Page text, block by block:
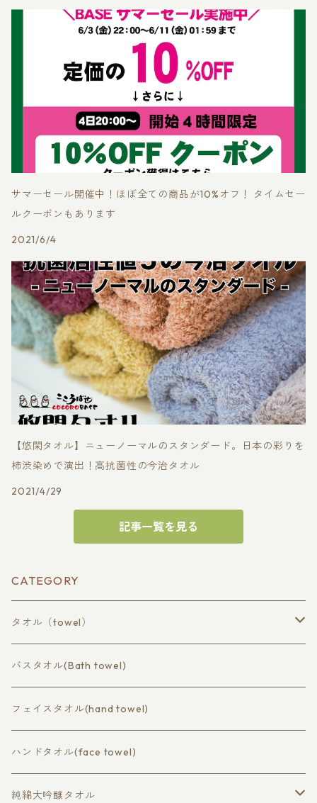
サマーセール開催中！ほぼ全ての商品が10%オフ！ タイムセー
ルクーポンもあります
2021/6/4
【悠閑タオル】ニューノーマルのスタンダード。日本の彩りを
柿渋染めで演出！高抗菌性の今治タオル
2021/4/29
記事一覧を見る
CATEGORY
タオル（towel）
コットン（cotton）
バスタオル（bath towel）
フェイスタオル（hand towel）
ラミーコットン（ramie cotton）
バスタオル（bath）
フェイスタオル（hand）
バスタオル(Bath towel)
フェイスタオル(hand towel)
ハンドタオル(face towel)
純綿大吟醸タオル